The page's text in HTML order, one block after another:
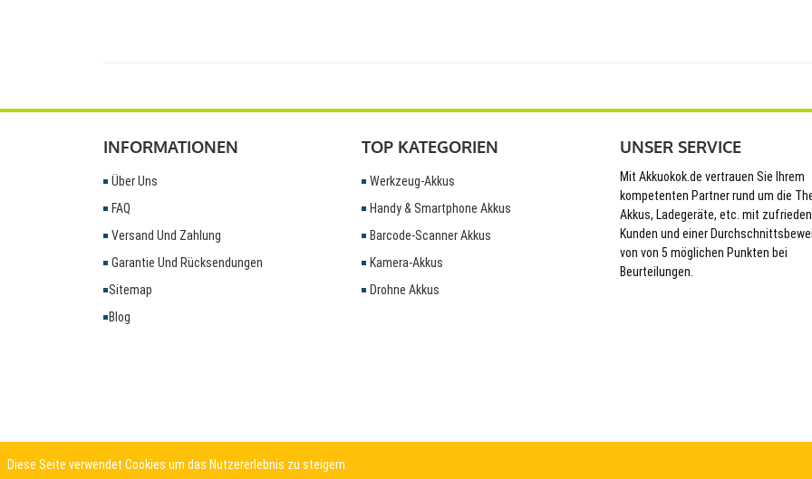
INFORMATIONEN
Über Uns
FAQ
Versand Und Zahlung
Garantie Und Rücksendungen
Sitemap
Blog
TOP KATEGORIEN
Werkzeug-Akkus
Handy & Smartphone Akkus
Barcode-Scanner Akkus
Kamera-Akkus
Drohne Akkus
UNSER SERVICE
Mit Akkuokok.de vertrauen Sie Ihrem
kompetenten Partner rund um die
Akkus, Ladegeräte, etc. mit
Kunden und einer
von von 5 möglichen Punkten bei
Beurteilungen.
Diese Seite verwendet Cookies um das Nutzererlebnis zu steigern.